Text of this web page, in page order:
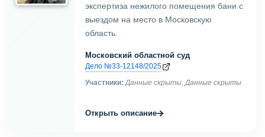
экспертиза нежилого помещения бани с
выездом на место в Московскую
область.
Московский областной суд
Дело №33-12148/2025
Участники: Данные скрыты,Данные скрыты
Открыть описание→